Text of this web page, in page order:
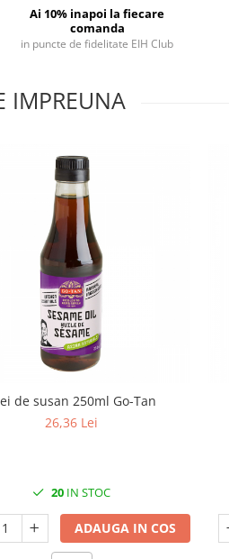
Ai 10% inapoi la fiecare
comanda
in puncte de fidelitate EIH Club
IMPREUNA
de susan 250ml Go-Tan
26,36 Lei
20 IN STOC
ADAUGA IN COS